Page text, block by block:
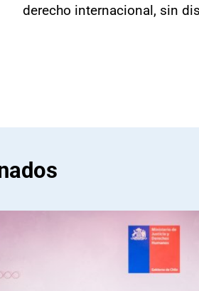
derecho internacional, sin